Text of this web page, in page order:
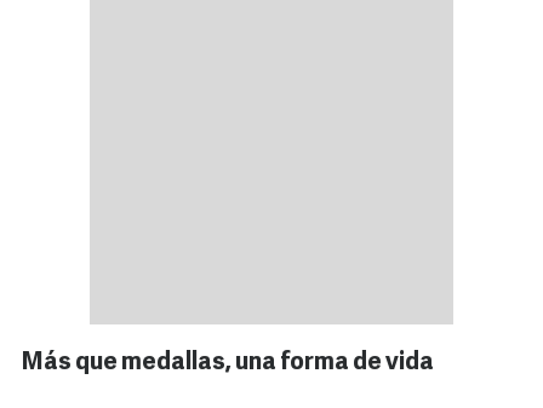
Más que medallas, una forma de vida